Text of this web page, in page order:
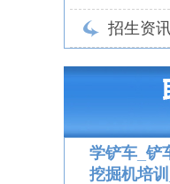
招生资
学铲车_铲
挖掘机培